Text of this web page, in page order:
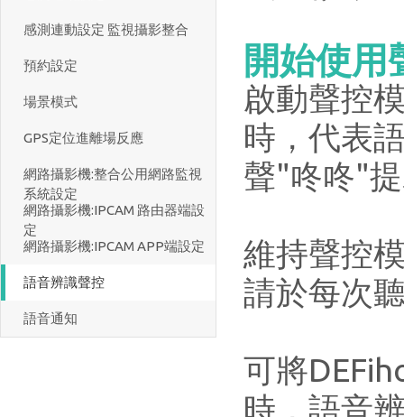
感測連動設定 監視攝影整合
預約設定
場景模式
GPS定位進離場反應
網路攝影機:整合公用網路監視
系統設定
網路攝影機:IPCAM 路由器端設
定
網路攝影機:IPCAM APP端設定
語音辨識聲控
語音通知
開始使用
啟動聲控
時，代表
聲"咚咚"
維持聲控
請於每次
可將
時，語音